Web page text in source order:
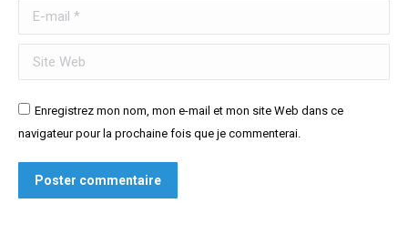
E-mail *
Site Web
Enregistrez mon nom, mon e-mail et mon site Web dans ce
navigateur pour la prochaine fois que je commenterai.
Poster commentaire